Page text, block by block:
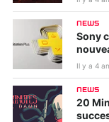
NEWS
Sony
Il y a 4
NEWS
20